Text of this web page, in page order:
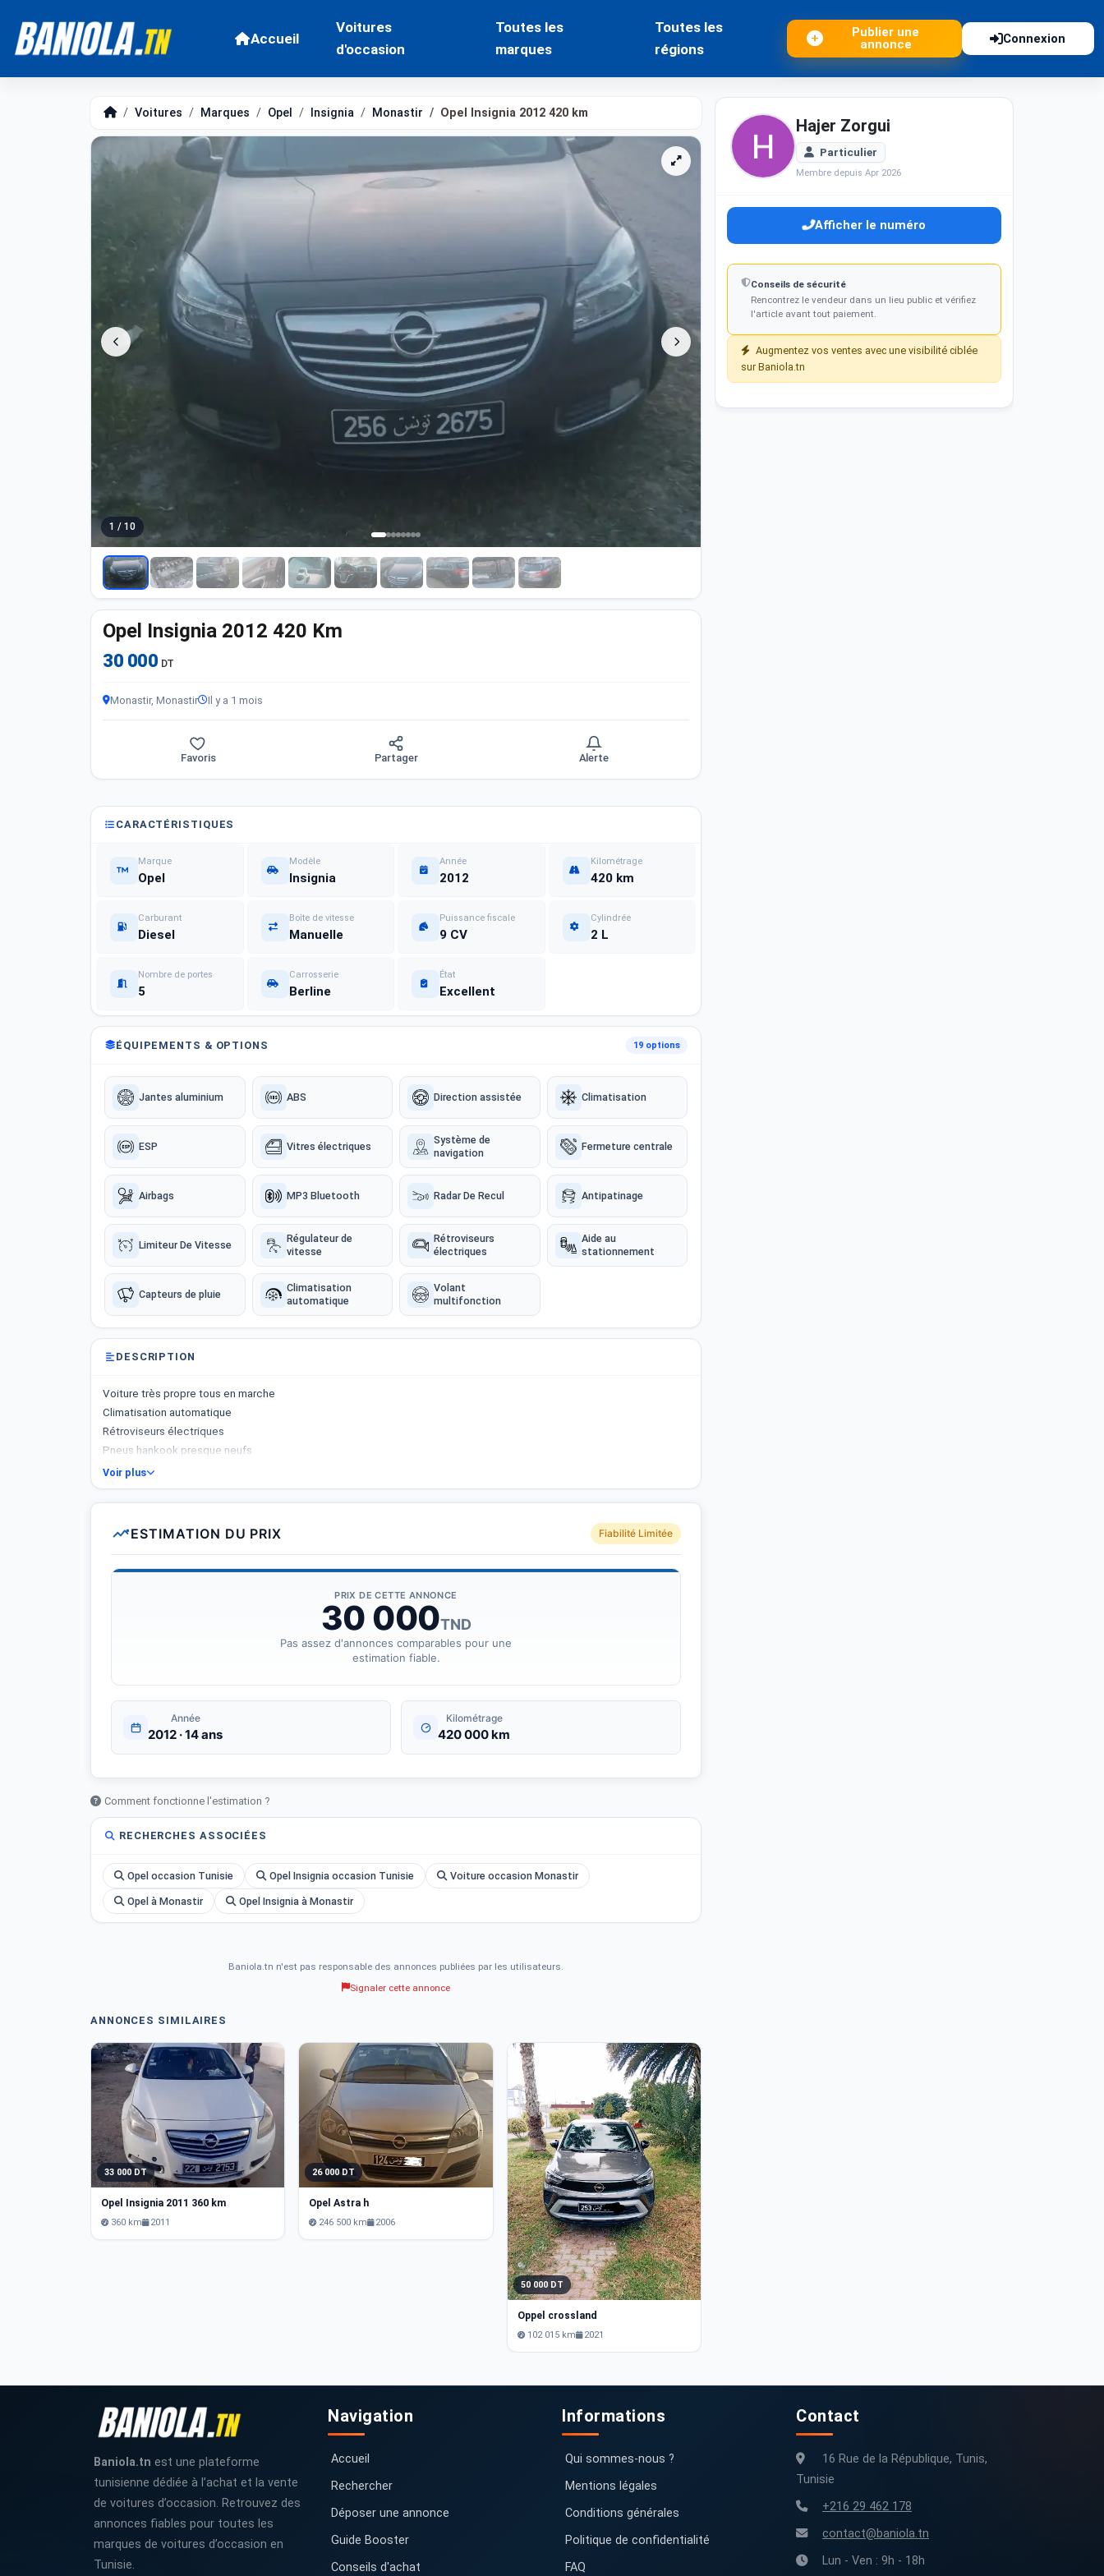
Accueil
Voitures
d'occasion
Toutes les
marques
Toutes les
régions
Publier une
annonce
Connexion
Voitures Marques Opel Insignia Monastir Opel Insignia 2012 420 km
1 / 10
Opel Insignia 2012 420 Km
30 000 DT
Monastir, Monastir Il y a 1 mois
Favoris Partager Alerte
CARACTÉRISTIQUES
Marque
Opel
Modèle
Insignia
Année
2012
Kilométrage
420 km
Carburant
Diesel
Boîte de vitesse
Manuelle
Puissance fiscale
9 CV
Cylindrée
2 L
Nombre de portes
5
Carrosserie
Berline
État
Excellent
ÉQUIPEMENTS & OPTIONS 19 options
Jantes aluminium ABS Direction assistée Climatisation
ESP Vitres électriques
Système de
navigation
Fermeture centrale
Airbags MP3 Bluetooth Radar De Recul Antipatinage
Limiteur De Vitesse
Régulateur de
vitesse
Rétroviseurs
électriques
Aide au
stationnement
Capteurs de pluie
Climatisation
automatique
Volant
multifonction
DESCRIPTION
Voiture très propre tous en marche
Climatisation automatique
Rétroviseurs électriques
Pneus hankook presque neufs
Malle spacieux
Feux auto
Essuie-glace auto
Boîte 6 manuelle. Embrayage récemment changé avec le volant moteur tous origine
Voir plus
ESTIMATION DU PRIX Fiabilité Limitée
PRIX DE CETTE ANNONCE
30 000TND
Pas assez d'annonces comparables pour une
estimation fiable.
Année
2012 · 14 ans
Kilométrage
420 000 km
Comment fonctionne l'estimation ?
RECHERCHES ASSOCIÉES
Opel occasion Tunisie Opel Insignia occasion Tunisie Voiture occasion Monastir
Opel à Monastir Opel Insignia à Monastir
Baniola.tn n'est pas responsable des annonces publiées par les utilisateurs.
Signaler cette annonce
ANNONCES SIMILAIRES
33 000 DT
Opel Insignia 2011 360 km
360 km 2011
26 000 DT
Opel Astra h
246 500 km 2006
50 000 DT
Oppel crossland
102 015 km 2021
Hajer Zorgui
Particulier
Membre depuis Apr 2026
Afficher le numéro
Conseils de sécurité
Rencontrez le vendeur dans un lieu public et vérifiez
l'article avant tout paiement.
Augmentez vos ventes avec une visibilité ciblée
sur Baniola.tn
Baniola.tn est une plateforme
tunisienne dédiée à l’achat et la vente
de voitures d’occasion. Retrouvez des
annonces fiables pour toutes les
marques de voitures d’occasion en
Tunisie.
Navigation
Accueil
Rechercher
Déposer une annonce
Guide Booster
Conseils d'achat
Informations
Qui sommes-nous ?
Mentions légales
Conditions générales
Politique de confidentialité
FAQ
Contact
16 Rue de la République, Tunis,
Tunisie
+216 29 462 178
contact@baniola.tn
Lun - Ven : 9h - 18h